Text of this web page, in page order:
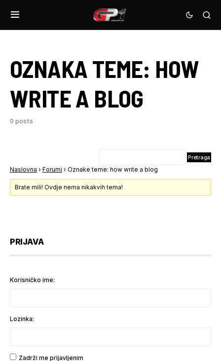
OZNAKA TEME: HOW
WRITE A BLOG
0 posts
Naslovna › Forumi › Oznake teme: how write a blog
Brate mili! Ovdje nema nikakvih tema!
PRIJAVA
Korisničko ime:
Lozinka:
Zadrži me prijavljenim